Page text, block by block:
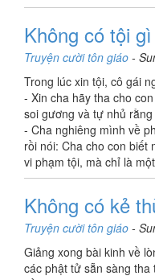
Không có tội
Truyện cười tôn giáo -
Trong lúc xin tội, cô gái
- Xin cha hãy tha cho
soi gương và tự nhủ
- Cha nghiêng mình về
rồi nói: Cha cho con biết
vi phạm tội, mà chỉ là
Không có kẻ
Truyện cười tôn giáo -
Giảng xong bài kinh về
các phật tử sẵn sàng